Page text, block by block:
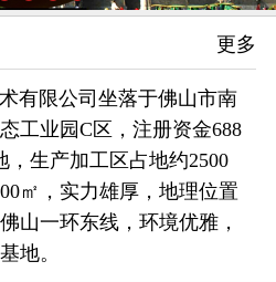
更多
有限公司坐落于佛山市南
工业园C区，注册资金688
生产加工区占地约2500
㎡，实力雄厚，地理位置
山一环东线，环境优雅，
地。